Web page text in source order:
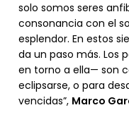
solo somos seres
consonancia con el
esplendor. En estos
da un paso más. Los
en torno a ella— son
eclipsarse, o para
vencidas”, Marco